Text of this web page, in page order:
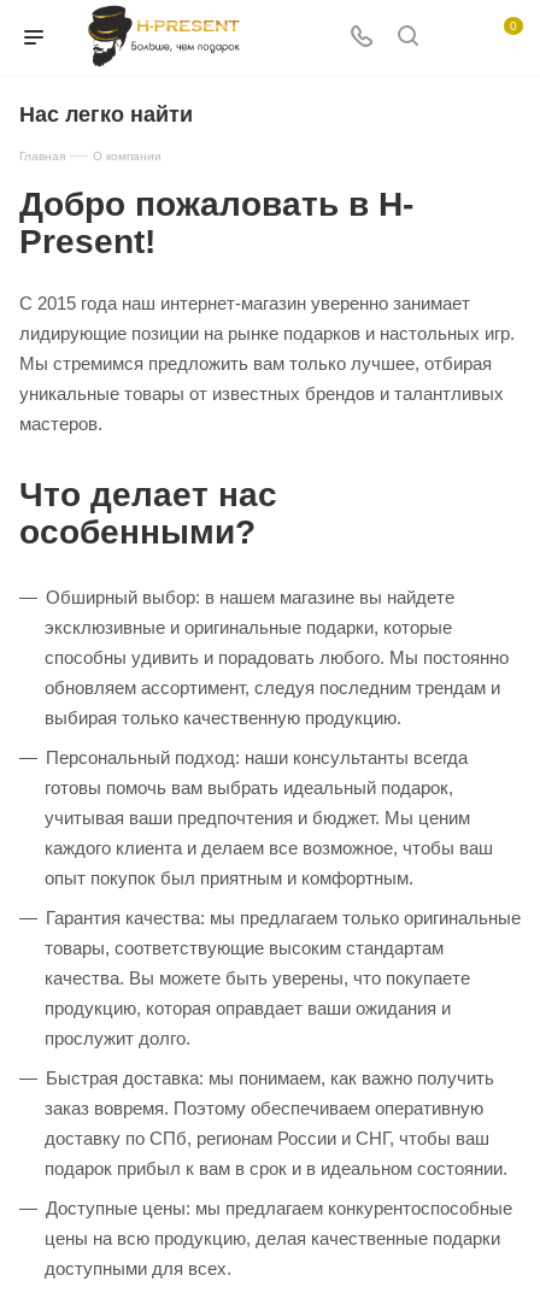
0
Нас легко найти
Главная — О компании
Добро пожаловать в H-
Present!
С 2015 года наш интернет-магазин уверенно занимает
лидирующие позиции на рынке подарков и настольных игр.
Мы стремимся предложить вам только лучшее, отбирая
уникальные товары от известных брендов и талантливых
мастеров.
Что делает нас
особенными?
Обширный выбор: в нашем магазине вы найдете
эксклюзивные и оригинальные подарки, которые
способны удивить и порадовать любого. Мы постоянно
обновляем ассортимент, следуя последним трендам и
выбирая только качественную продукцию.
Персональный подход: наши консультанты всегда
готовы помочь вам выбрать идеальный подарок,
учитывая ваши предпочтения и бюджет. Мы ценим
каждого клиента и делаем все возможное, чтобы ваш
опыт покупок был приятным и комфортным.
Гарантия качества: мы предлагаем только оригинальные
товары, соответствующие высоким стандартам
качества. Вы можете быть уверены, что покупаете
продукцию, которая оправдает ваши ожидания и
прослужит долго.
Быстрая доставка: мы понимаем, как важно получить
заказ вовремя. Поэтому обеспечиваем оперативную
доставку по СПб, регионам России и СНГ, чтобы ваш
подарок прибыл к вам в срок и в идеальном состоянии.
Доступные цены: мы предлагаем конкурентоспособные
цены на всю продукцию, делая качественные подарки
доступными для всех.